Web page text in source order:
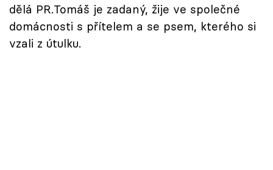
Sledujte prima+
Přihlášení
dělá PR.Tomáš je zadaný, žije ve společné
domácnosti s přítelem a se psem, kterého si
vzali z útulku.